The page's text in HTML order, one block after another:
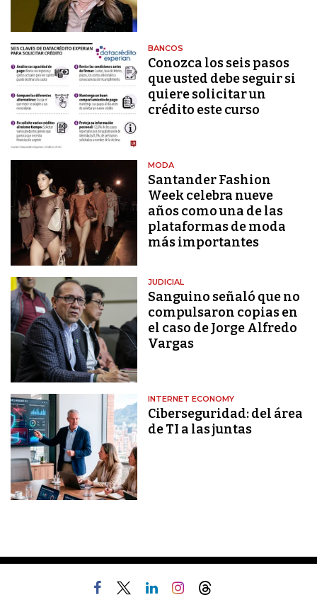
BANCOS
Conozca los seis pasos
que usted debe seguir si
quiere solicitar un
crédito este curso
MODA
Santander Fashion
Week celebra nueve
años como una de las
plataformas de moda
más importantes
JUDICIAL
Sanguino señaló que no
compulsaron copias en
el caso de Jorge Alfredo
Vargas
INTERNET ECONOMY
Ciberseguridad: del área
de TI a las juntas